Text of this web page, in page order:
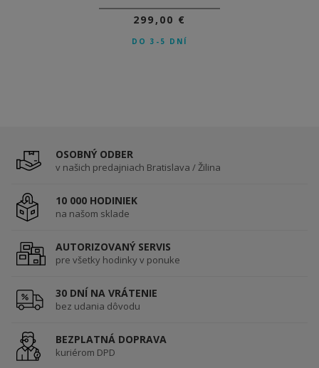
299,00 €
DO 3-5 DNÍ
299,00 €
DO 3-5 DNÍ
OSOBNÝ ODBER
v našich predajniach Bratislava / Žilina
10 000 HODINIEK
na našom sklade
AUTORIZOVANÝ SERVIS
pre všetky hodinky v ponuke
30 DNÍ NA VRÁTENIE
bez udania dôvodu
BEZPLATNÁ DOPRAVA
kuriérom DPD